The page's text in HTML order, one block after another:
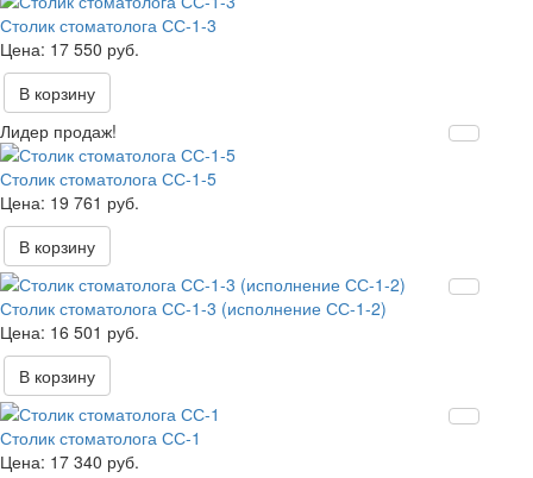
Столик стоматолога СС-1-3
17 550 руб.
В корзину
Лидер продаж!
Столик стоматолога СС-1-5
19 761 руб.
В корзину
Столик стоматолога СС-1-3 (исполнение СС-1-2)
16 501 руб.
В корзину
Столик стоматолога СС-1
17 340 руб.